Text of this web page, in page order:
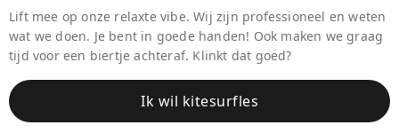
Lift mee op onze relaxte vibe. Wij zijn professioneel en weten
wat we doen. Je bent in goede handen! Ook maken we graag
tijd voor een biertje achteraf. Klinkt dat goed?
Ik wil kitesurfles